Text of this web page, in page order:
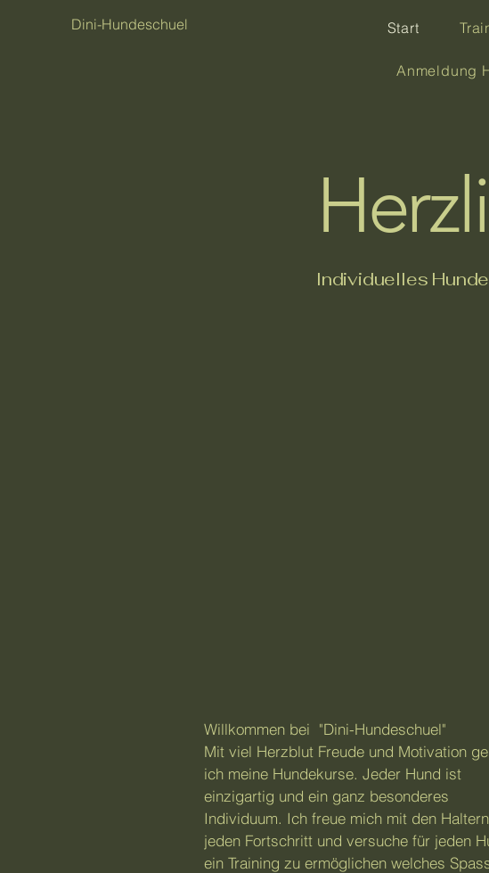
Dini-Hundeschuel Start
Anmeldung
Individuelles
Willkommen bei "Dini-Hundeschuel"
Mit viel Herzblut Freude und Motivation
ich meine Hundekurse. Jeder Hund ist
einzigartig und ein ganz besonderes
Individuum. Ich freue mich mit den Haltern
jeden Fortschritt und versuche für jeden
ein Training zu ermöglichen welches